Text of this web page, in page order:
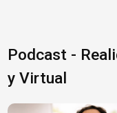
Podcast -
y Virtual